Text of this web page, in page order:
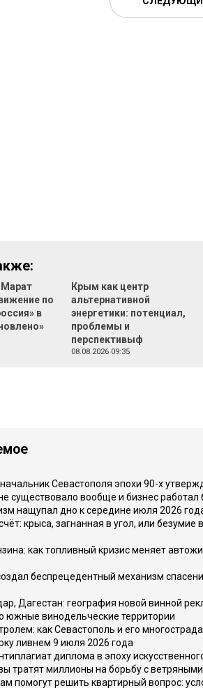
Марат
по
в
Крым как центр
альтернативной
энергетики: потенциал,
проблемы и
перспективыф
08.08.2026 09:35
Севастополя эпохи 90-х
существовало вообще и бизнес работал
нащупал дно к середине июля 2026
крыса, загнанная в угол, или безумие
как топливный кризис меняет
беспрецедентный механизм
Дагестан: география новой винной
южные винодельческие территории
как Севастополь и его
ливнем 9 июля 2026 года
диплома в эпоху
тратят миллионы на борьбу с
помогут решить квартирный вопрос: